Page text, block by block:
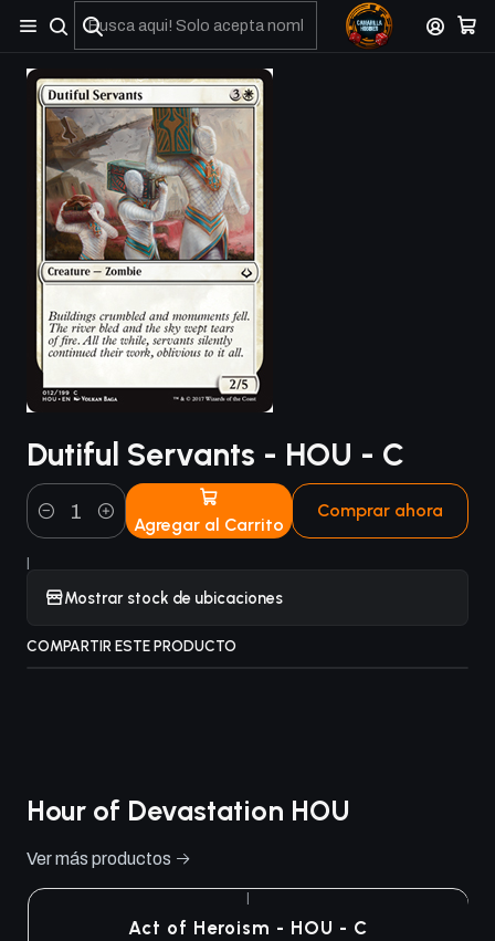
No olviden reportar sus depositos y transferencias por Whatsapp
Dutiful Servants - HOU - C
Cantidad Agregar al Carrito
Comprar ahora
|
Mostrar stock de ubicaciones
COMPARTIR ESTE PRODUCTO
Hour of Devastation HOU
Ver más productos
Act of Heroism - HOU - C